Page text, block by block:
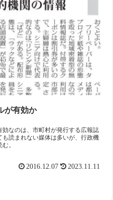
が有効か
なのは、市町村が発行する広報誌
読まれない媒体は多いが、行政機
。
2016.12.07 2023.11.11